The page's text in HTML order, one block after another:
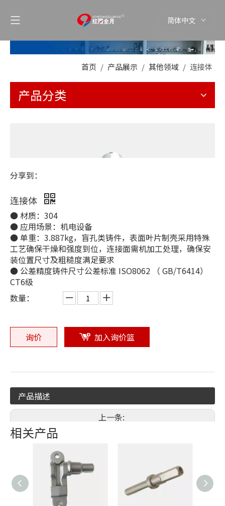
简体中文
首页 / 产品展示 / 其他领域 / 连接体
产品分类
分享到：
连接体
● 材质：304
● 应用场景：机电设备
● 单重：3.887kg，盲孔类铸件，表面叶片制壳采用特殊
工艺确保干燥和强度到位，连接面需机加工处理，确保安
装位置尺寸及粗糙度满足要求
● 公差精度铸件尺寸公差标准 ISO8062 （ GB/T6414）
CT6级
数量：
询价 加入询价篮
产品描述
上一条:
相关产品